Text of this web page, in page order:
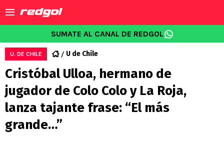
SUMATE AL CANAL DE REDGOL
U. DE CHILE U de Chile
Cristóbal Ulloa, hermano de
jugador de Colo Colo y La Roja,
lanza tajante frase: “El más
grande…”